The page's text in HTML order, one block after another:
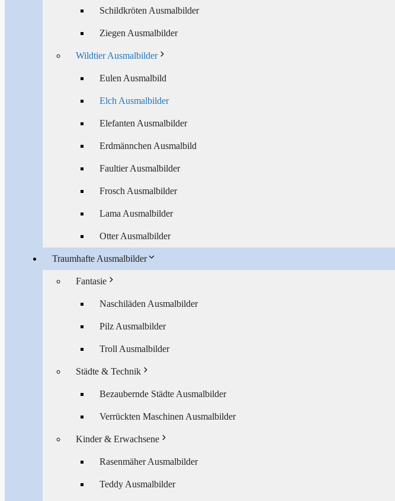
Schildkröten Ausmalbilder
Ziegen Ausmalbilder
Wildtier Ausmalbilder
Eulen Ausmalbild
Elch Ausmalbilder
Elefanten Ausmalbilder
Erdmännchen Ausmalbild
Faultier Ausmalbilder
Frosch Ausmalbilder
Lama Ausmalbilder
Otter Ausmalbilder
Traumhafte Ausmalbilder
Fantasie
Naschiläden Ausmalbilder
Pilz Ausmalbilder
Troll Ausmalbilder
Städte & Technik
Bezaubernde Städte Ausmalbilder
Verrückten Maschinen Ausmalbilder
Kinder & Erwachsene
Rasenmäher Ausmalbilder
Teddy Ausmalbilder